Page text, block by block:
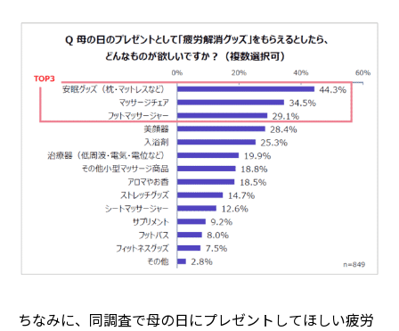
ちなみに、同調査で母の日にプレゼントしてほしい疲労